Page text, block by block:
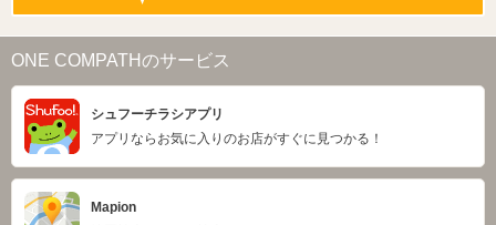
ONE COMPATHのサービス
シュフーチラシアプリ
アプリならお気に入りのお店がすぐに見つかる！
Mapion